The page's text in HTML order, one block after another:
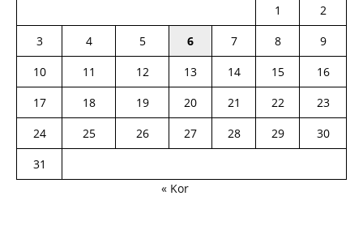
1
2
3
4 5 6 7 8
9
10
11 12 13 14 15
16
17
18 19 20 21 22
23
24
25 26 27 28 29
30
31
« Kor